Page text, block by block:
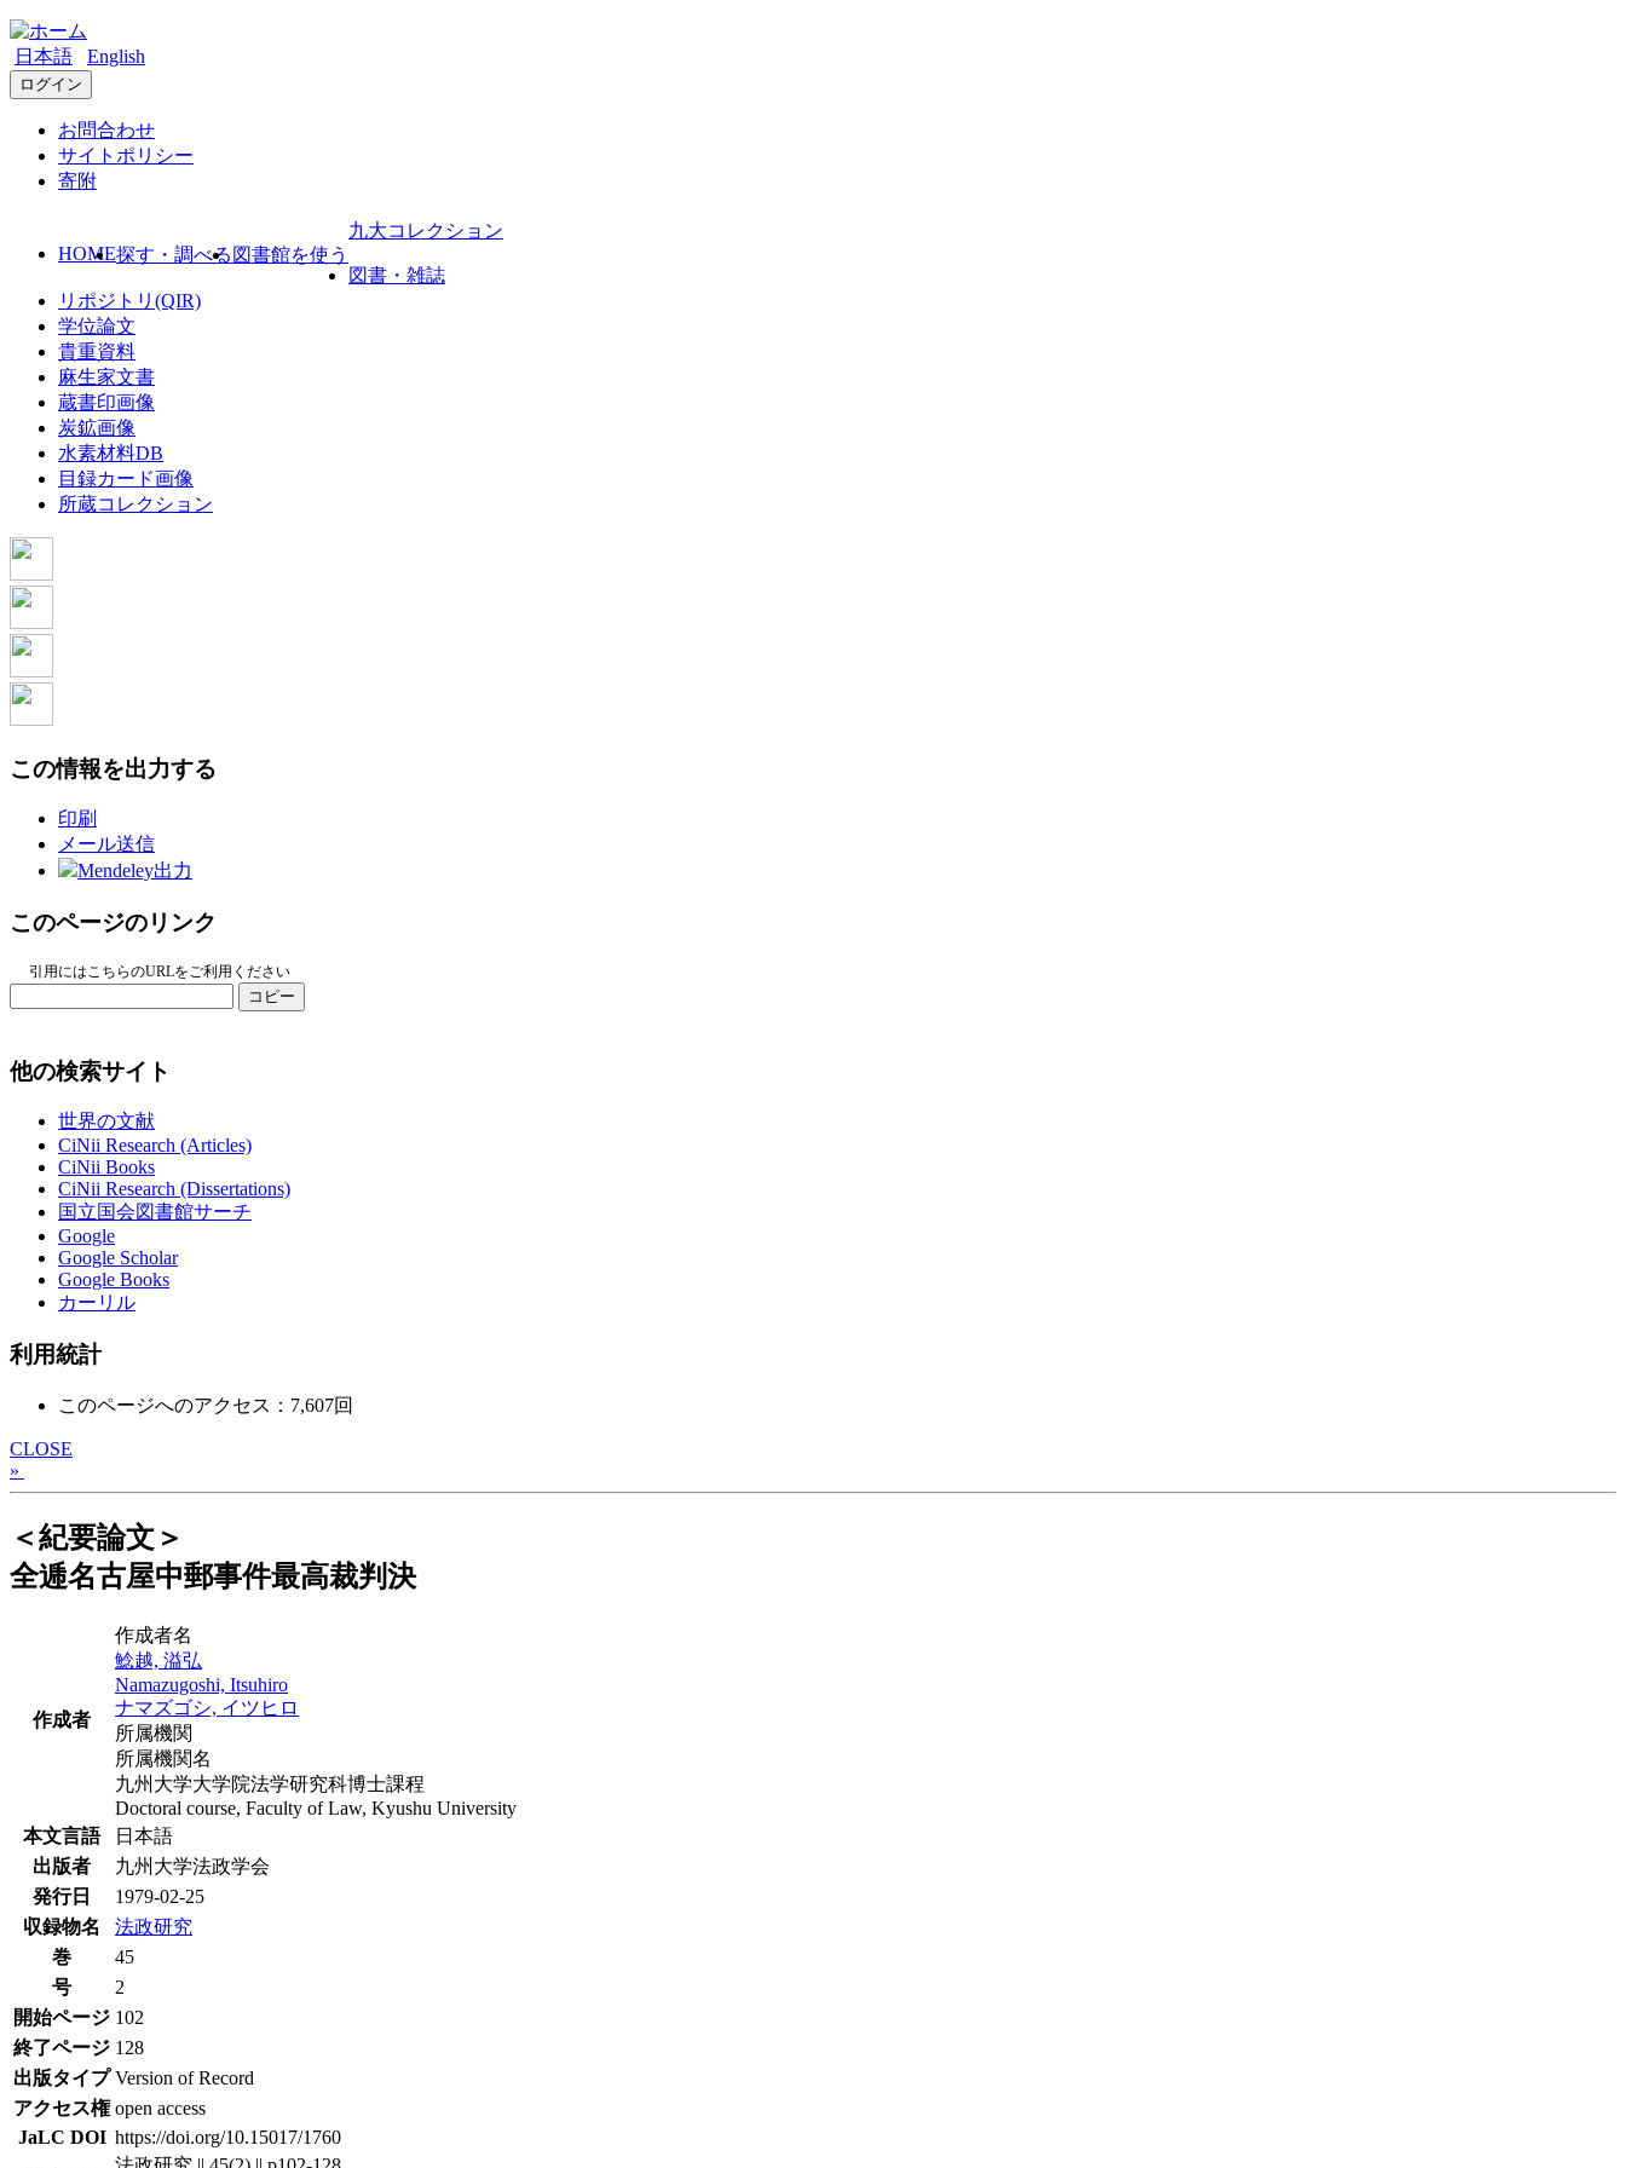
日本語 English
ログイン
お問合わせ
サイトポリシー
寄附
HOME探す・調べる 図書館を使う
九大コレクション
図書・雑誌
リポジトリ(QIR)
学位論文
貴重資料
麻生家文書
蔵書印画像
炭鉱画像
水素材料DB
目録カード画像
所蔵コレクション
この情報を出力する
印刷
メール送信
Mendeley出力
このページのリンク
引用にはこちらのURLをご利用ください
コピー
他の検索サイト
世界の文献
CiNii Research (Articles)
CiNii Books
CiNii Research (Dissertations)
国立国会図書館サーチ
Google
Google Scholar
Google Books
カーリル
利用統計
このページへのアクセス：7,607回
CLOSE
»
＜紀要論文＞
全逓名古屋中郵事件最高裁判決
作成者
作成者名
鯰越, 溢弘
Namazugoshi, Itsuhiro
ナマズゴシ, イツヒロ
所属機関
所属機関名
九州大学大学院法学研究科博士課程
Doctoral course, Faculty of Law, Kyushu University
本文言語
日本語
出版者
九州大学法政学会
発行日
1979-02-25
収録物名
法政研究
巻
45
号
2
開始ページ 102
終了ページ 128
出版タイプ Version of Record
アクセス権 open access
JaLC DOI https://doi.org/10.15017/1760